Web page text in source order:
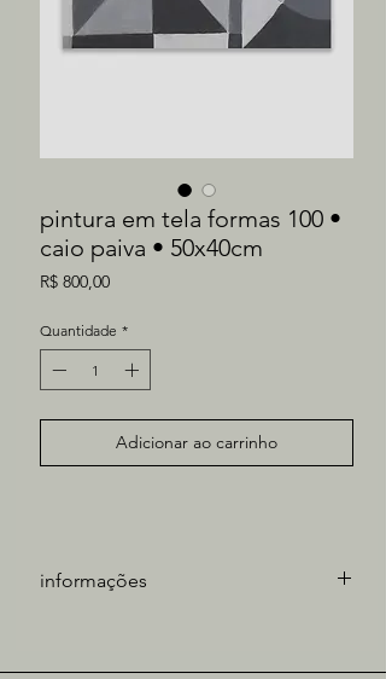
pintura em tela formas 100 •
caio paiva • 50x40cm
R$ 800,00Preço
Quantidade *
Adicionar ao carrinho
informações